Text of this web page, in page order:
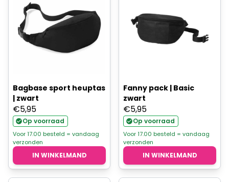
Bagbase sport heuptas
| zwart
€5,95
Op voorraad
Voor 17.00 besteld = vandaag
verzonden
IN WINKELMAND
Fanny pack | Basic
zwart
€5,95
Op voorraad
Voor 17.00 besteld = vandaag
verzonden
IN WINKELMAND